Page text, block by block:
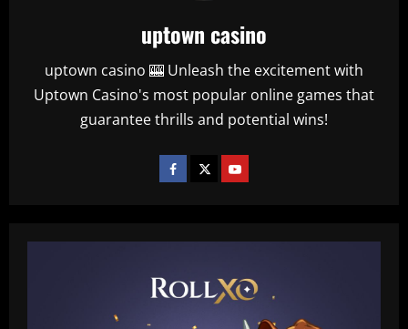
uptown casino
uptown casino 🎰 Unleash the excitement with
Uptown Casino's most popular online games that
guarantee thrills and potential wins!